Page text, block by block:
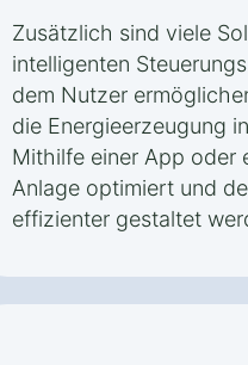
Zusätzlich sind viele
intelligenten
dem Nutzer
die Energieerzeugung
Mithilfe einer App oder
Anlage optimiert und
effizienter gestaltet